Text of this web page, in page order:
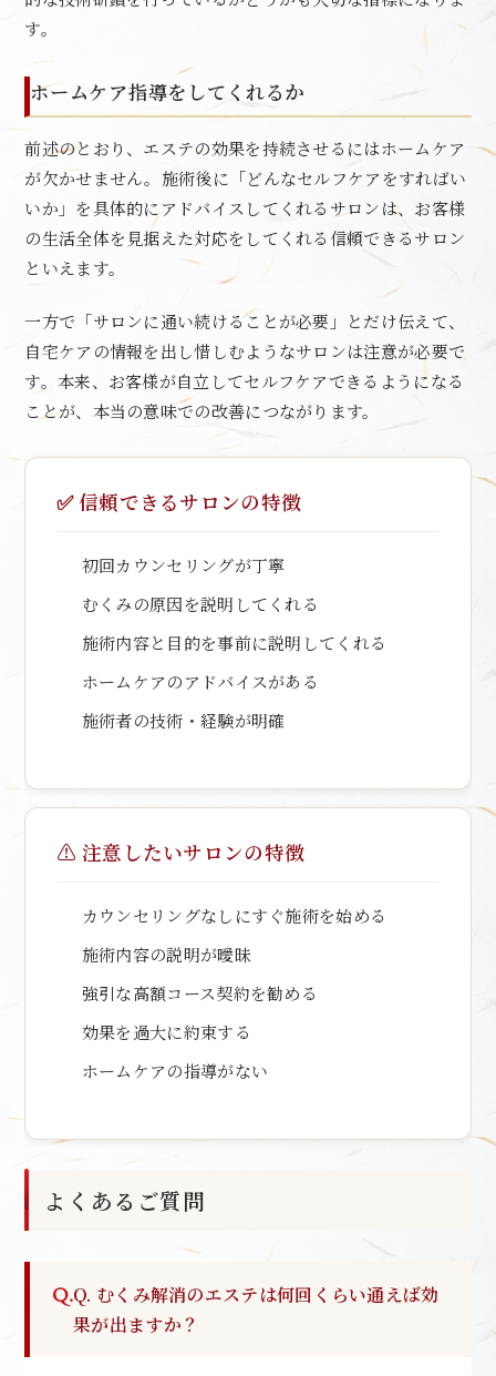
す。
ホームケア指導をしてくれるか
前述のとおり、エステの効果を持続させるにはホームケア
が欠かせません。施術後に「どんなセルフケアをすればい
いか」を具体的にアドバイスしてくれるサロンは、お客様
の生活全体を見据えた対応をしてくれる信頼できるサロン
といえます。
一方で「サロンに通い続けることが必要」とだけ伝えて、
自宅ケアの情報を出し惜しむようなサロンは注意が必要で
す。本来、お客様が自立してセルフケアできるようになる
ことが、本当の意味での改善につながります。
✅ 信頼できるサロンの特徴
初回カウンセリングが丁寧
むくみの原因を説明してくれる
施術内容と目的を事前に説明してくれる
ホームケアのアドバイスがある
施術者の技術・経験が明確
⚠️ 注意したいサロンの特徴
カウンセリングなしにすぐ施術を始める
施術内容の説明が曖昧
強引な高額コース契約を勧める
効果を過大に約束する
ホームケアの指導がない
よくあるご質問
Q. むくみ解消のエステは何回くらい通えば効
果が出ますか？